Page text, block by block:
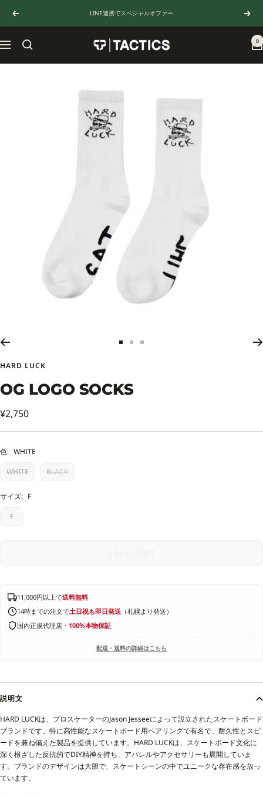
テ
ン
ツ
へ
戻
る
LINE連携でスペシャルオファー
次
へ
ナ
TACTICS
JAPAN
0
ス
ド
に
1
ス
ド
に
2
ス
3
HARD LUCK
OG LOGO SOCKS
セ
ー
格
¥2,750
色: WHITE
WHITE
BLACK
サイズ: F
F
11,000円以上で送料無料
14時までの注文で土日祝も即日発送 （札幌より発送）
国内正規代理店・ 100%本物保証
配送・送料の詳細はこちら
説明文
HARD LUCKは、プロスケーターのJason Jesseeによって設立されたスケートボード
ブランドです。特に高性能なスケートボード用ベアリングで有名で、耐久性とスピ
ードを兼ね備えた製品を提供しています。HARD LUCKは、スケートボード文化に
深く根ざした反抗的でDIY精神を持ち、アパレルやアクセサリーも展開していま
す。ブランドのデザインは大胆で、スケートシーンの中でユニークな存在感を放っ
ています。